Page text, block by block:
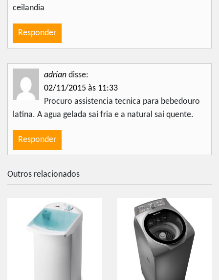
ceilandia
Responder
adrian disse:
02/11/2015 às 11:33
Procuro assistencia tecnica para bebedouro
latina. A agua gelada sai fria e a natural sai quente.
Responder
Outros relacionados